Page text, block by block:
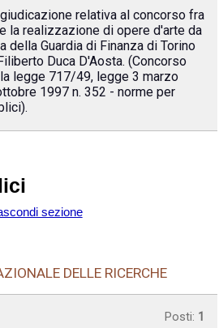
relativa al concorso fra
la realizzazione di opere d'arte da
della Guardia di Finanza di Torino
Duca D'Aosta. (Concorso
legge 717/49, legge 3 marzo
1997 n. 352 - norme per
sezione
DELLE RICERCHE
Posti: 1